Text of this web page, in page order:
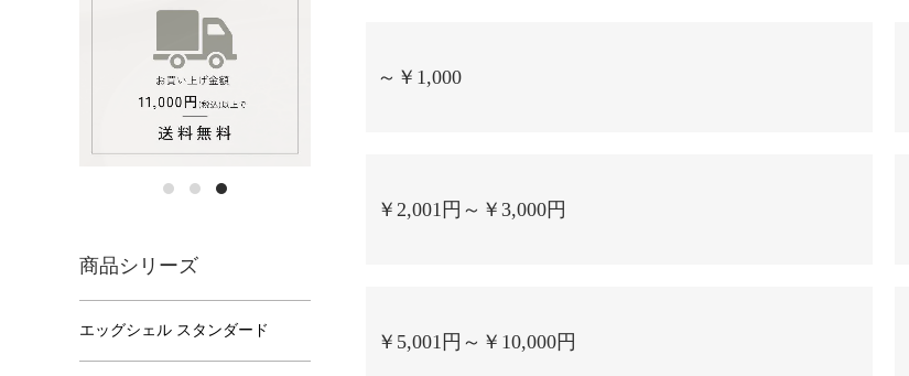
～￥1,000
￥2,001円～￥3,000円
￥5,001円～￥10,000円
商品シリーズ
エッグシェル スタンダード